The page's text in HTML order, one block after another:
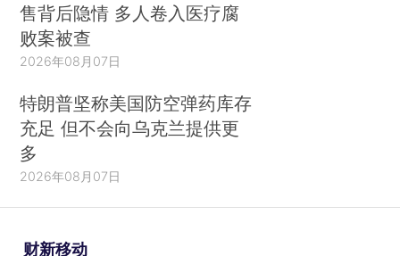
售背后隐情 多人卷入医疗腐
败案被查
2026年08月07日
特朗普坚称美国防空弹药库存
充足 但不会向乌克兰提供更
多
2026年08月07日
财新移动